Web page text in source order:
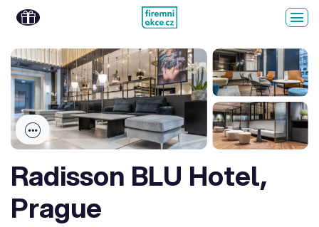
Radisson BLU Hotel,
Prague